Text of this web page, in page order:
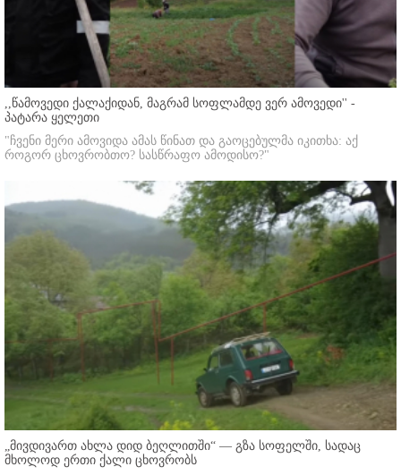
,,წამოვედი ქალაქიდან, მაგრამ სოფლამდე ვერ ამოვედი'' -
პატარა ყელეთი
"ჩვენი მერი ამოვიდა ამას წინათ და გაოცებულმა იკითხა: აქ
როგორ ცხოვრობთო? სასწრაფო ამოდისო?"
„მივდივართ ახლა დიდ ბეღლითში“ — გზა სოფელში, სადაც
მხოლოდ ერთი ქალი ცხოვრობს